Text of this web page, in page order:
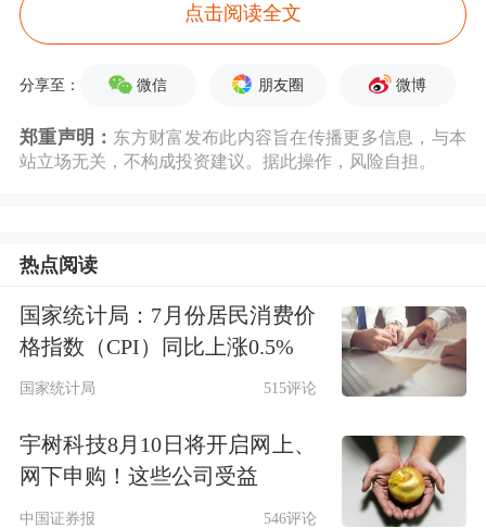
北矿科技(600980.SH)公告称，公司股票
自2025年6月9日至6月13日连续5个交易
主营业务为矿冶装备和磁性材料，其中
稀土永磁材料业务目前仅具备小批量生
产能力，营业收入占比不足1%，对公
司短期业绩影响有限。公司提醒投资者
注意二级市场交易风险，理性决策，审
慎投资。
【 宏辉果蔬：控股股东拟变更为申泽瑞
点击阅读全文
分享至： 微信 朋友圈 微博
郑重声明： 东方财富发布此内容旨在传播更多信息，与本
站立场无关，不构成投资建议。据此操作，风险自担。
热点阅读
国家统计局：7月份居民消费价
格指数（CPI）同比上涨0.5%
国家统计局 515评论
宇树科技8月10日将开启网上、
网下申购！这些公司受益
中国证券报 546评论